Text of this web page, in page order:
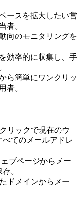
ースを拡大したい営
者。
向のモニタリングを
効率的に収集し、手
ら簡単にワンクリッ
者。
リックで現在のウ
てのメールアドレ
ブページからメー
。
ドメインからメー